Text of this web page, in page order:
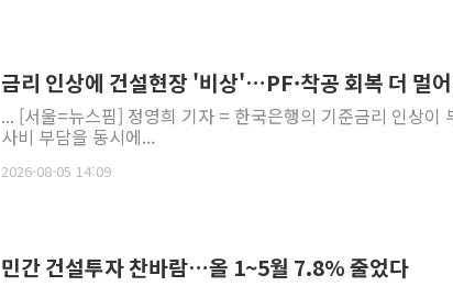
금리 인상에 건설현장 '비상'…PF·착공 회복 더 멀
... [서울=뉴스핌] 정영희 기자 = 한국은행의 기준금리 인상이
사비 부담을 동시에...
2026-08-05 14:09
민간 건설투자 찬바람…올 1~5월 7.8% 줄었다